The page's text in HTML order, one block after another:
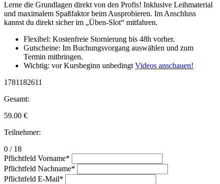
Lerne die Grundlagen direkt von den Profis! Inklusive Leihmaterial
und maximalem Spaßfaktor beim Ausprobieren. Im Anschluss
kannst du direkt sicher im „Üben-Slot“ mitfahren.
Flexibel: Kostenfreie Stornierung bis 48h vorher.
Gutscheine: Im Buchungsvorgang auswählen und zum
Termin mitbringen.
Wichtig: vor Kursbeginn unbedingt Videos anschauen!
1781182611
Gesamt:
59.00 €
Teilnehmer:
0 / 18
Pflichtfeld Vorname*
Pflichtfeld Nachname*
Pflichtfeld E-Mail*